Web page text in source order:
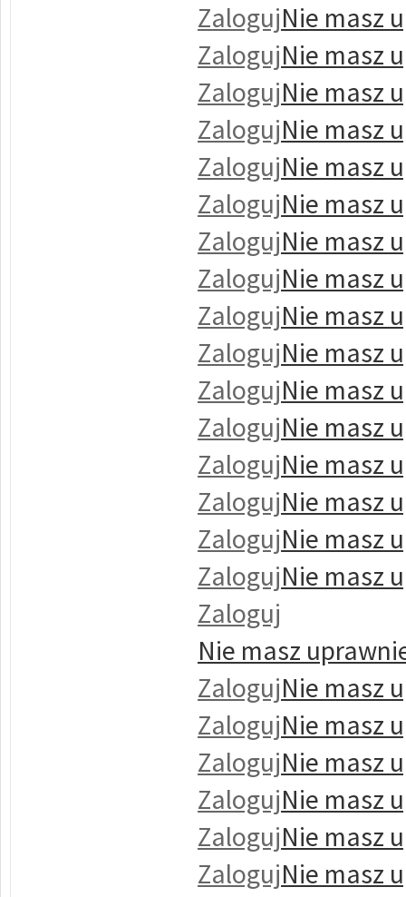
ZalogujNie masz
ZalogujNie masz
ZalogujNie masz
ZalogujNie masz
ZalogujNie masz
ZalogujNie masz
ZalogujNie masz
ZalogujNie masz
ZalogujNie masz
ZalogujNie masz
ZalogujNie masz
ZalogujNie masz
ZalogujNie masz
ZalogujNie masz
ZalogujNie masz
ZalogujNie masz
Zaloguj
Nie masz
ZalogujNie masz
ZalogujNie masz
ZalogujNie masz
ZalogujNie masz
ZalogujNie masz
ZalogujNie masz